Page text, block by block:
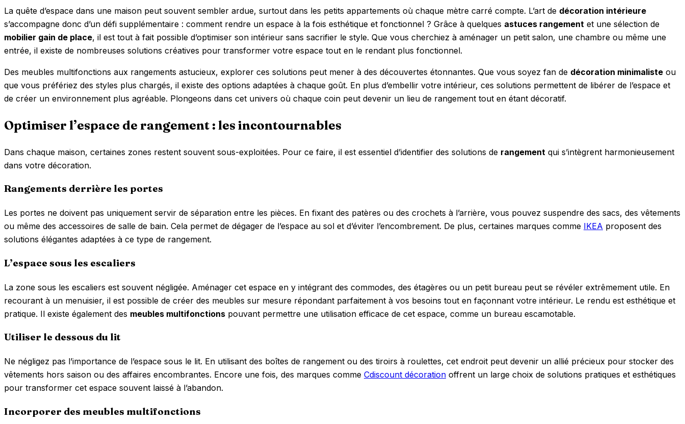
La quête d’espace dans une maison peut souvent sembler ardue, surtout dans les petits appartements où chaque mètre carré compte. L’art de décoration intérieure
s’accompagne donc d’un défi supplémentaire : comment rendre un espace à la fois esthétique et fonctionnel ? Grâce à quelques astuces rangement et une sélection de
mobilier gain de place, il est tout à fait possible d’optimiser son intérieur sans sacrifier le style. Que vous cherchiez à aménager un petit salon, une chambre ou même une
entrée, il existe de nombreuses solutions créatives pour transformer votre espace tout en le rendant plus fonctionnel.
Des meubles multifonctions aux rangements astucieux, explorer ces solutions peut mener à des découvertes étonnantes. Que vous soyez fan de décoration minimaliste ou
que vous préfériez des styles plus chargés, il existe des options adaptées à chaque goût. En plus d’embellir votre intérieur, ces solutions permettent de libérer de l’espace et
de créer un environnement plus agréable. Plongeons dans cet univers où chaque coin peut devenir un lieu de rangement tout en étant décoratif.
Optimiser l’espace de rangement : les incontournables
Dans chaque maison, certaines zones restent souvent sous-exploitées. Pour ce faire, il est essentiel d’identifier des solutions de rangement qui s’intègrent harmonieusement
dans votre décoration.
Rangements derrière les portes
Les portes ne doivent pas uniquement servir de séparation entre les pièces. En fixant des patères ou des crochets à l’arrière, vous pouvez suspendre des sacs, des vêtements
ou même des accessoires de salle de bain. Cela permet de dégager de l’espace au sol et d’éviter l’encombrement. De plus, certaines marques comme IKEA proposent des
solutions élégantes adaptées à ce type de rangement.
L’espace sous les escaliers
La zone sous les escaliers est souvent négligée. Aménager cet espace en y intégrant des commodes, des étagères ou un petit bureau peut se révéler extrêmement utile. En
recourant à un menuisier, il est possible de créer des meubles sur mesure répondant parfaitement à vos besoins tout en façonnant votre intérieur. Le rendu est esthétique et
pratique. Il existe également des meubles multifonctions pouvant permettre une utilisation efficace de cet espace, comme un bureau escamotable.
Utiliser le dessous du lit
Ne négligez pas l’importance de l’espace sous le lit. En utilisant des boîtes de rangement ou des tiroirs à roulettes, cet endroit peut devenir un allié précieux pour stocker des
vêtements hors saison ou des affaires encombrantes. Encore une fois, des marques comme Cdiscount décoration offrent un large choix de solutions pratiques et esthétiques
pour transformer cet espace souvent laissé à l’abandon.
Incorporer des meubles multifonctions